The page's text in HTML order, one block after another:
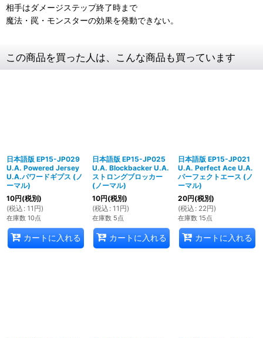
相手はダメージステップ終了時まで
魔法・罠・モンスターの効果を発動できない。
この商品を買った人は、こんな商品も買っています
日本語版 EP15-JP029
U.A. Powered Jersey
U.A.パワードギプス (ノ
ーマル)
10円(税別)
(税込 : 11 円)
在庫数 10点
カートに入れる
日本語版 EP15-JP025
U.A. Blockbacker U.A.
ストロングブロッカー
(ノーマル)
10円(税別)
(税込 : 11 円)
在庫数 5点
カートに入れる
日本語版 EP15-JP021
U.A. Perfect Ace U.A.
パーフェクトエース (ノ
ーマル)
20円(税別)
(税込 : 22円)
在庫数 15点
カートに入れる